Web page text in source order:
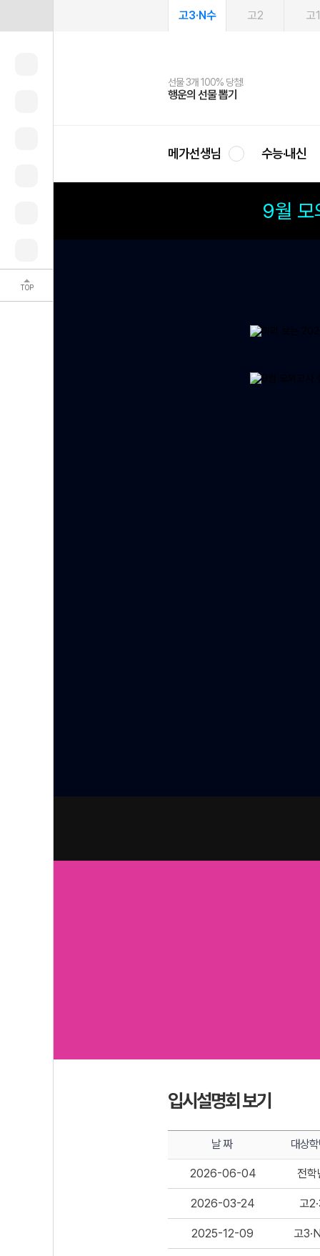
TOP
고3·N수 고2 고1
선물 3개 100% 당첨!
행운의 선물 뽑기
선물 100% 증정!
메가스터디 X 올리브
여름방학 스터디 캐시백
메가런 썸머스쿨
2027 러셀 단과
강사 공개선발
스마트러닝앱
설문 EVENT
메가패스
3일 무료 체험권
메가패스 수강생 무료혜택!
메가클럽 멤버십
사회공헌 캠페인
희망이룸 메가나눔
메가선생님 수능·내신
9월 모
입시설명회 보기
날 짜 대상
2026-06-04 전학
2026-03-24 고
2025-12-09 고